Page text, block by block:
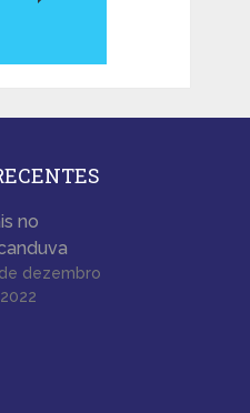
no
dezembro